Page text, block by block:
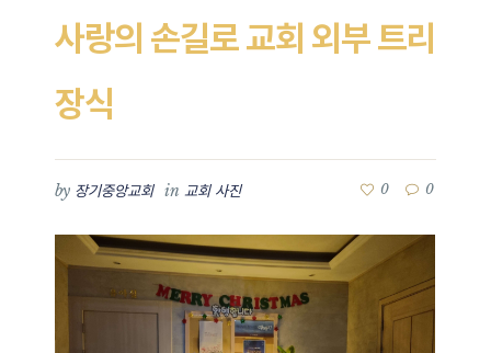
사랑의 손길로 교회 외부 트리
장식
by 장기중앙교회 in 교회 사진 0 0